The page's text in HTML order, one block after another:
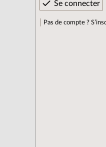
Pas de compte ?